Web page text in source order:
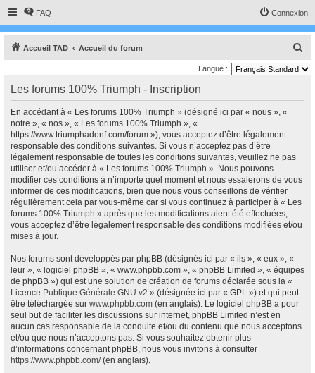
FAQ Connexion
Accueil TAD Accueil du forum
e
Langue :
Les forums 100% Triumph - Inscription
En accédant à « Les forums 100% Triumph » (désigné ici par « nous », «
notre », « nos », « Les forums 100% Triumph », «
https://www.triumphadonf.com/forum »), vous acceptez d’être légalement
responsable des conditions suivantes. Si vous n’acceptez pas d’être
légalement responsable de toutes les conditions suivantes, veuillez ne pas
utiliser et/ou accéder à « Les forums 100% Triumph ». Nous pouvons
modifier ces conditions à n’importe quel moment et nous essaierons de vous
informer de ces modifications, bien que nous vous conseillons de vérifier
régulièrement cela par vous-même car si vous continuez à participer à « Les
forums 100% Triumph » après que les modifications aient été effectuées,
vous acceptez d’être légalement responsable des conditions modifiées et/ou
mises à jour.
Nos forums sont développés par phpBB (désignés ici par « ils », « eux », «
leur », « logiciel phpBB », « www.phpbb.com », « phpBB Limited », « équipes
de phpBB ») qui est une solution de création de forums déclarée sous la «
Licence Publique Générale GNU v2 » (désignée ici par « GPL ») et qui peut
être téléchargée sur www.phpbb.com (en anglais). Le logiciel phpBB a pour
seul but de faciliter les discussions sur internet, phpBB Limited n’est en
aucun cas responsable de la conduite et/ou du contenu que nous acceptons
et/ou que nous n’acceptons pas. Si vous souhaitez obtenir plus
d’informations concernant phpBB, nous vous invitons à consulter
https://www.phpbb.com/(en anglais).